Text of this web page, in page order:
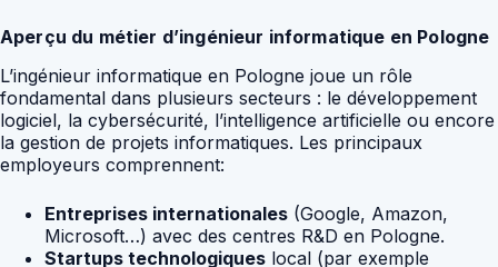
Aperçu du métier d’ingénieur informatique en Pologne
L’ingénieur informatique en Pologne joue un rôle
fondamental dans plusieurs secteurs : le développement
logiciel, la cybersécurité, l’intelligence artificielle ou encore
la gestion de projets informatiques. Les principaux
employeurs comprennent:
Entreprises internationales (Google, Amazon,
Microsoft…) avec des centres R&D en Pologne.
Startups technologiques local (par exemple